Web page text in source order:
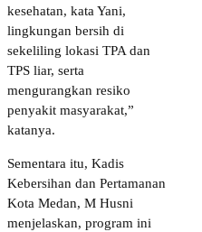
kesehatan, kata Yani,
lingkungan bersih di
sekeliling lokasi TPA dan
TPS liar, serta
mengurangkan resiko
penyakit masyarakat,”
katanya.
Sementara itu, Kadis
Kebersihan dan Pertamanan
Kota Medan, M Husni
menjelaskan, program ini